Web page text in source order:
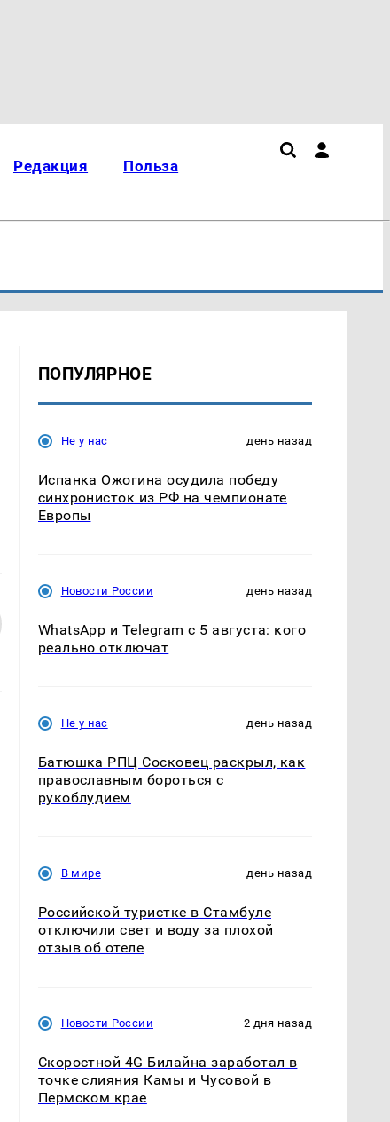
Редакция Польза
ПОПУЛЯРНОЕ
Не у нас день назад
Испанка Ожогина осудила победу
синхронисток из РФ на чемпионате
Европы
Новости России день назад
WhatsApp и Telegram с 5 августа: кого
реально отключат
Не у нас день назад
Батюшка РПЦ Сосковец раскрыл, как
православным бороться с
рукоблудием
В мире день назад
Российской туристке в Стамбуле
отключили свет и воду за плохой
отзыв об отеле
Новости России 2 дня назад
Скоростной 4G Билайна заработал в
точке слияния Камы и Чусовой в
Пермском крае